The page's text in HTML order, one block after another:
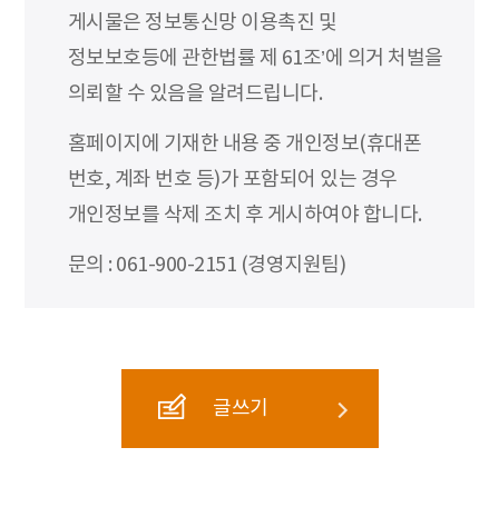
게시물은 정보통신망 이용촉진 및
정보보호등에 관한법률 제 61조’에 의거 처벌을
의뢰할 수 있음을 알려드립니다.
홈페이지에 기재한 내용 중 개인정보(휴대폰
번호, 계좌 번호 등)가 포함되어 있는 경우
개인정보를 삭제 조치 후 게시하여야 합니다.
문의 : 061-900-2151 (경영지원팀)
글쓰기